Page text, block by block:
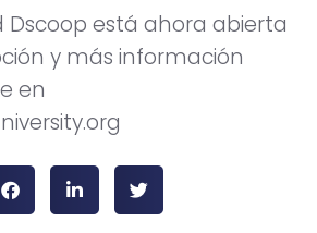
Dscoop está ahora abierta
y más información
en